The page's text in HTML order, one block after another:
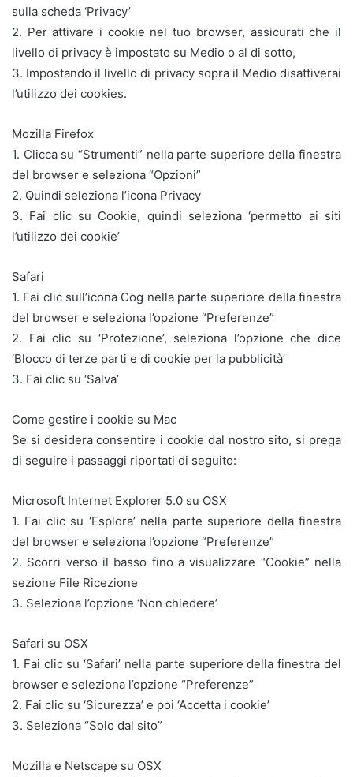
sulla scheda ‘Privacy’
2. Per attivare i cookie nel tuo browser, assicurati che il
livello di privacy è impostato su Medio o al di sotto,
3. Impostando il livello di privacy sopra il Medio disattiverai
l’utilizzo dei cookies.
Mozilla Firefox
1. Clicca su “Strumenti” nella parte superiore della finestra
del browser e seleziona “Opzioni”
2. Quindi seleziona l’icona Privacy
3. Fai clic su Cookie, quindi seleziona ‘permetto ai siti
l’utilizzo dei cookie’
Safari
1. Fai clic sull’icona Cog nella parte superiore della finestra
del browser e seleziona l’opzione “Preferenze”
2. Fai clic su ‘Protezione’, seleziona l’opzione che dice
‘Blocco di terze parti e di cookie per la pubblicità’
3. Fai clic su ‘Salva’
Come gestire i cookie su Mac
Se si desidera consentire i cookie dal nostro sito, si prega
di seguire i passaggi riportati di seguito:
Microsoft Internet Explorer 5.0 su OSX
1. Fai clic su ‘Esplora’ nella parte superiore della finestra
del browser e seleziona l’opzione “Preferenze”
2. Scorri verso il basso fino a visualizzare “Cookie” nella
sezione File Ricezione
3. Seleziona l’opzione ‘Non chiedere’
Safari su OSX
1. Fai clic su ‘Safari’ nella parte superiore della finestra del
browser e seleziona l’opzione “Preferenze”
2. Fai clic su ‘Sicurezza’ e poi ‘Accetta i cookie’
3. Seleziona “Solo dal sito”
Mozilla e Netscape su OSX